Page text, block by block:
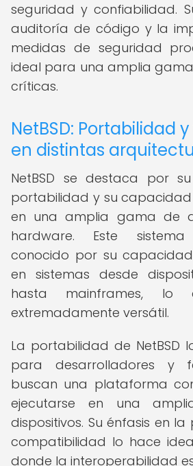
seguridad y confiabilidad.
auditoría de código y la
medidas de seguridad
ideal para una amplia
críticas.
NetBSD: Portabilidad
en distintas
NetBSD se destaca por
portabilidad y su
en una amplia gama de
hardware. Este
conocido por su
en sistemas desde
hasta mainframes,
extremadamente versátil.
La portabilidad de NetBSD
para desarrolladores y
buscan una plataforma
ejecutarse en una
dispositivos. Su énfasis en
compatibilidad lo hace
donde la interoperabilidad